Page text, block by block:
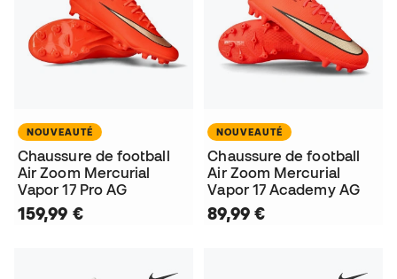
NOUVEAUTÉ
Chaussure de football
Air Zoom Mercurial
Vapor 17 Pro AG
159,99 €
NOUVEAUTÉ
Chaussure de football
Air Zoom Mercurial
Vapor 17 Academy AG
89,99 €